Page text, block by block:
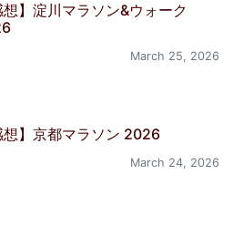
想】淀川マラソン&ウォーク
March 25, 2026
想】京都マラソン 2026
March 24, 2026